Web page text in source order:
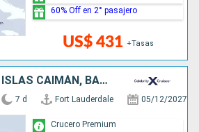
US$ 431 +Tasas
60% Off en 2° pasajero
ESTADOS UNIDOS, ISLAS CAIMÁN, BAHAMAS
7 d Fort Lauderdale 05/12/2027
Crucero Premium